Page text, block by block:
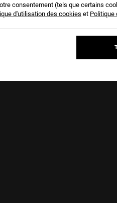
consentement (tels que certains
d'utilisation des cookies et Politique